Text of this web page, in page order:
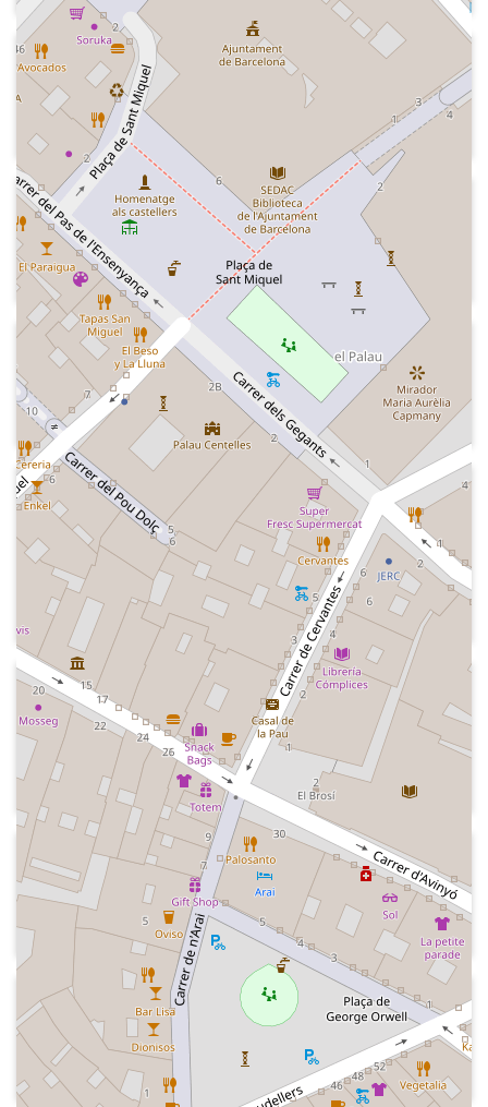
2018-12-23
Kiss FM
Indicatiu de Nadal de l'emissora
2018-07
Kiss FM
Indicatiu de l'emissora d'estiu.
2017
Kiss FM
Indicatiu de l'emissora "Esto es Kiss"
2016-09
Kiss FM
Careta de sortida de les notícies, amb la
presentació d'Ismael Arranz, i indicatiu
de la ràdio
2016-01
Kiss FM
Indicatiu de l'emissora i dóna pas a les
notícies amb Alejandra Martínez
2016
Kiss FM
Indicatiu de l' emissora "Vive la música"
2014
Kiss FM
Indicatiu de l 'emissora "Vive la música"